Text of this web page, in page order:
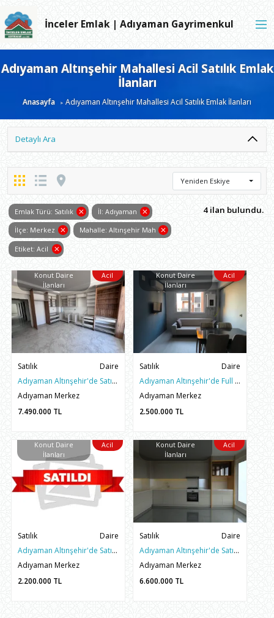
İnceler Emlak | Adıyaman Gayrimenkul
Adıyaman Altınşehir Mahallesi Acil Satılık Emlak
İlanları
Anasayfa Adıyaman Altınşehir Mahallesi Acil Satılık Emlak İlanları
Detaylı Ara
Yeniden Eskiye
4 ilan bulundu.
Emlak Türü: Satılık İl: Adıyaman
İlçe: Merkez Mahalle: Altınşehir Mah
Etiket: Acil
Konut Daire
İlanları
Acil
Satılık
Daire
Adıyaman Altınşehir'de Satılık 3.5+1 ARAKAT SIFIR DAİRE
Adıyaman Merkez
7.490.000 TL
Konut Daire
İlanları
Acil
Satılık
Daire
Adıyaman Altınşehir'de Full Eşyalı Satılık 1+1 Sıfır Daire
Adıyaman Merkez
2.500.000 TL
Konut Daire
İlanları
Acil
Satılık
Daire
Adıyaman Altınşehir'de Satılık 2+1 Arakat Daire
Adıyaman Merkez
2.200.000 TL
Konut Daire
İlanları
Acil
Satılık
Daire
Adıyaman Altınşehir'de Satılık 3.5+1 Sıfır Yapı Fırsat Daire
Adıyaman Merkez
6.600.000 TL